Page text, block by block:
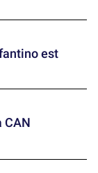
est
CAN